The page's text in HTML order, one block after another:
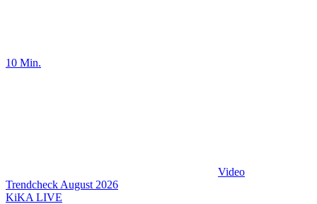
10 Min.
Video
Trendcheck August 2026
KiKA LIVE